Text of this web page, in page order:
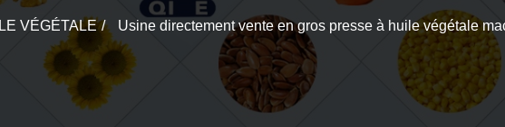
VÉGÉTALE Usine directement vente en gros presse à huile végétale